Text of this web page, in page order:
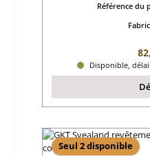
Référence du
Disponible,
Seul 2 disponible